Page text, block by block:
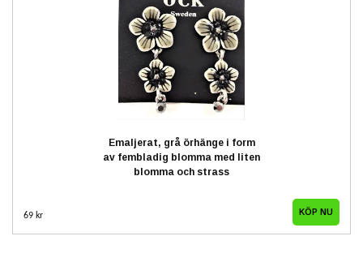
Emaljerat, grå örhänge i form
av fembladig blomma med liten
blomma och strass
69 kr